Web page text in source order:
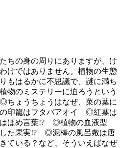
ちの身の周りにありますが、け
けではありません。植物の生態
もはるかに不思議で、謎に満ち
物のミステリーに迫ろうという
ょうちょうはなぜ、菜の葉に
印籠はフタバアオイ ◎紅葉は
ほめ言葉!? ◎植物の血液型
た果実!? ◎泥棒の風呂敷は唐
いる？など、そういえばなぜ